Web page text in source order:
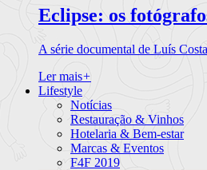
Eclipse: os
A série documental de Luís
Ler mais+
Lifestyle
Notícias
Restauração & Vinhos
Hotelaria & Bem-estar
Marcas & Eventos
F4F 2019